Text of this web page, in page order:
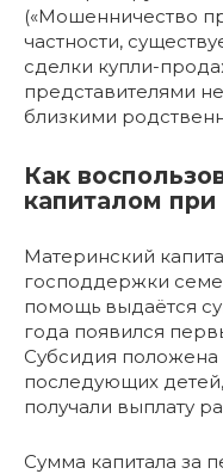
(«Мошенничество
частности,
сделки купли-
представителями
близкими
Как
капиталом
Материнский
господдержки
помощь выдаётся
года появился
Субсидия
последующих
получали выплату
Сумма капитала за